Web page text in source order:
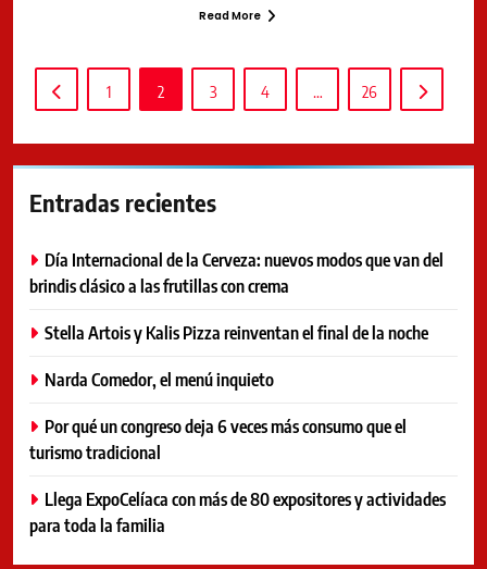
Read More
1 2 3 4 … 26
Entradas recientes
Día Internacional de la Cerveza: nuevos modos que van del
brindis clásico a las frutillas con crema
Stella Artois y Kalis Pizza reinventan el final de la noche
Narda Comedor, el menú inquieto
Por qué un congreso deja 6 veces más consumo que el
turismo tradicional
Llega ExpoCelíaca con más de 80 expositores y actividades
para toda la familia